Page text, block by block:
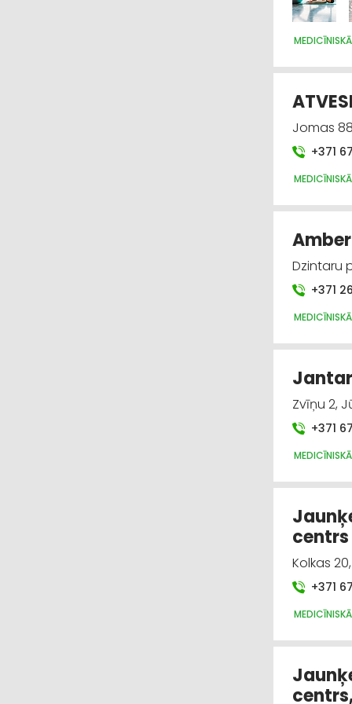
Jomas
+371
Dzintaru
+371
Zvīņu 2,
+371
centrs
Kolkas
+371